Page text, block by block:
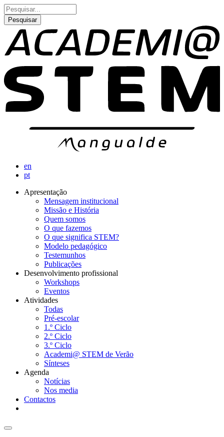
Passar
para
o
conteúdo
principal
Pesquisar
en
pt
Navegação
principal
Apresentação
Mensagem institucional
Missão e História
Quem somos
O que fazemos
O que significa STEM?
Modelo pedagógico
Testemunhos
Publicações
Desenvolvimento profissional
Workshops
Eventos
Atividades
Todas
Pré-escolar
1.º Ciclo
2.º Ciclo
3.º Ciclo
Academi@ STEM de Verão
Sínteses
Agenda
Notícias
Nos media
Contactos